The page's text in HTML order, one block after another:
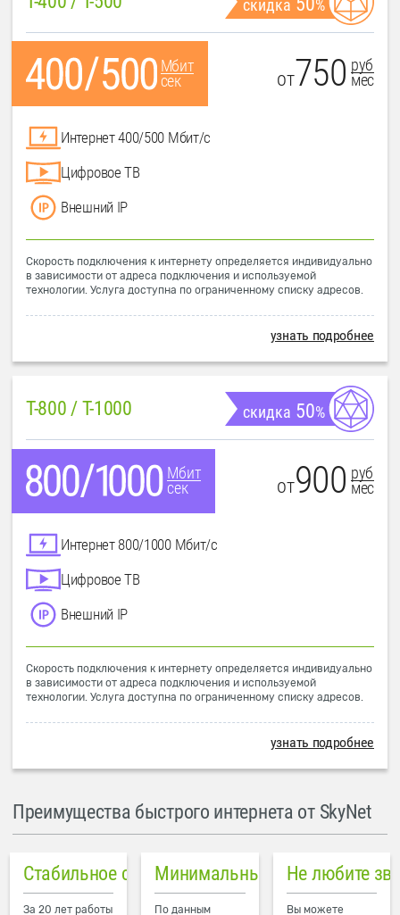
скидка %
Мбит
сек
от750 руб
мес
Интернет 400/500 Мбит/с
Цифровое ТВ
Внешний IP
Скорость подключения к интернету определяется индивидуально
в зависимости от адреса подключения и используемой
технологии. Услуга доступна по ограниченному списку адресов.
узнать подробнее
T-800 / T-1000 скидка 50%
Мбит
сек
от900 руб
мес
Интернет 800/1000 Мбит/с
Цифровое ТВ
Внешний IP
Скорость подключения к интернету определяется индивидуально
в зависимости от адреса подключения и используемой
технологии. Услуга доступна по ограниченному списку адресов.
узнать подробнее
Преимущества быстрого интернета от SkyNet
Стабильное соединение
За 20 лет работы
Минимальный пинг в городе
По данным
Не любите
Вы можете